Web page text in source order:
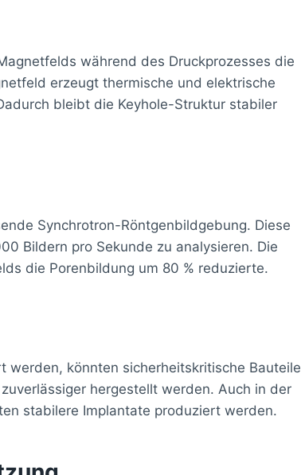
während des Druckprozesses die
erzeugt thermische und elektrische
bleibt die Keyhole-Struktur stabiler
Synchrotron-Röntgenbildgebung. Diese
Bildern pro Sekunde zu analysieren. Die
die Porenbildung um 80 % reduzierte.
werden, könnten sicherheitskritische Bauteile
hergestellt werden. Auch in der
stabilere Implantate produziert werden.